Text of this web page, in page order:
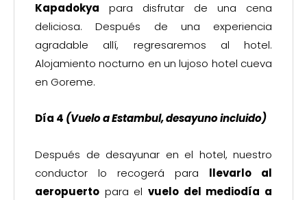
Kapadokya para disfrutar de una cena
deliciosa. Después de una experiencia
agradable allí, regresaremos al hotel.
Alojamiento nocturno en un lujoso hotel cueva
en Goreme.
Día 4 (Vuelo a Estambul,desayuno incluido)
Después de desayunar en el hotel, nuestro
conductor lo recogerá para llevarlo al
aeropuerto para el vuelo del mediodía a